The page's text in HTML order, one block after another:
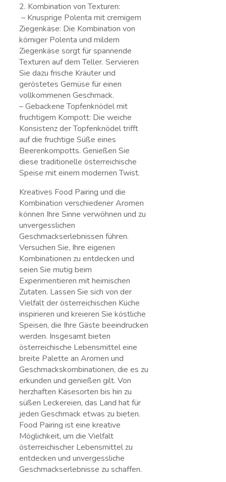
2. Kombination von Texturen:
⁤ – Knusprige Polenta mit cremigem
Ziegenkäse: Die Kombination von
körniger Polenta​ und mildem
Ziegenkäse sorgt‌ für spannende
Texturen auf ‍dem Teller. Servieren
Sie dazu frische Kräuter und
geröstetes Gemüse für einen
vollkommenen Geschmack.
– Gebackene Topfenknödel mit
fruchtigem Kompott: Die ⁤weiche
Konsistenz der Topfenknödel ⁣trifft
auf die fruchtige Süße eines
Beerenkompotts. Genießen Sie
⁤diese traditionelle österreichische
Speise mit einem modernen Twist.
Kreatives Food Pairing und die
Kombination verschiedener Aromen
können Ihre Sinne verwöhnen und zu
unvergesslichen
Geschmackserlebnissen führen.
Versuchen Sie, Ihre eigenen
Kombinationen zu entdecken und
seien Sie mutig beim
Experimentieren mit heimischen
Zutaten. Lassen Sie sich von der
Vielfalt der österreichischen Küche
inspirieren und ⁤kreieren Sie köstliche⁤
Speisen, die Ihre Gäste beeindrucken
werden. Insgesamt bieten
österreichische Lebensmittel eine
breite Palette an Aromen⁤ und
Geschmackskombinationen, die es zu
erkunden und genießen gilt. Von
herzhaften Käsesorten bis ⁢hin zu
⁢süßen Leckereien, das Land hat für
jeden Geschmack etwas zu bieten.
‌Food Pairing ist eine kreative
Möglichkeit, um die Vielfalt
österreichischer Lebensmittel zu
entdecken und unvergessliche
Geschmackserlebnisse ⁣zu schaffen.